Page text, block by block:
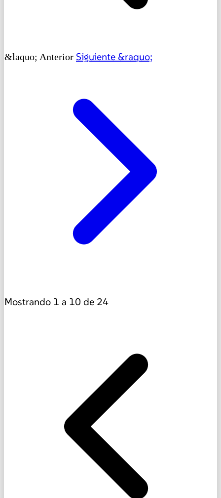
&laquo; Anterior Siguiente &raquo;
Mostrando 1 a 10 de 24